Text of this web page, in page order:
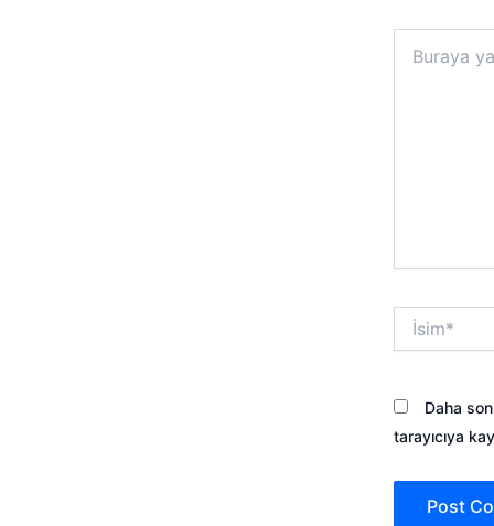
yazın..
İsim*
Daha
tarayıcıya